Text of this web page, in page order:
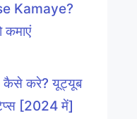
Kamaye?
कमाएं
करे? यूट्यूब
[2024 में]